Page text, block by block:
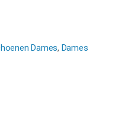
Dames, Dames